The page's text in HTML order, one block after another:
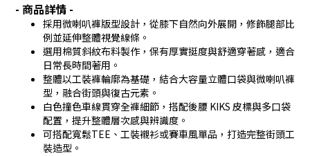
- 商品詳情 -
採用微喇叭褲版型設計，從膝下自然向外展開，修飾腿部比
例並延伸整體視覺線條。
選用棉質斜紋布料製作，保有厚實挺度與舒適穿著感，適合
日常長時間著用。
整體以工裝褲輪廓為基礎，結合大容量立體口袋與微喇叭褲
型，融合街頭與復古元素。
白色撞色車線貫穿全褲細節，搭配後腰 KIKS 皮標與多口袋
配置，提升整體層次感與辨識度。
可搭配寬鬆TEE、工裝襯衫或賽車風單品，打造完整街頭工
裝造型。